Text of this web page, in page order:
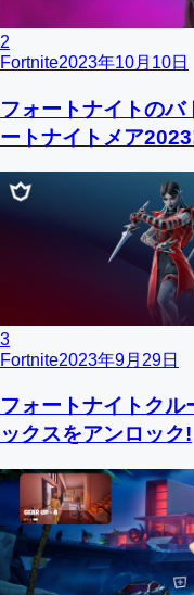
2
Fortnite2023年10月10日
フォートナイトのバ
ートナイトメア
3
Fortnite2023年9月29日
フォートナイトク
ックスをアンロック!